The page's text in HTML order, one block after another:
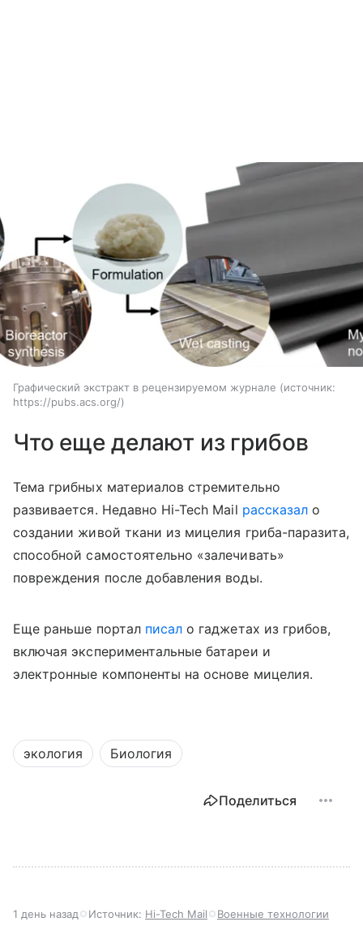
Графический экстракт в рецензируемом журнале
источник:
https://pubs.acs.org/
Что еще делают из грибов
Тема грибных материалов стремительно
развивается. Недавно Hi-Tech Mail рассказал о
создании живой ткани из мицелия гриба-паразита,
способной самостоятельно «залечивать»
повреждения после добавления воды.
Еще раньше портал писал о гаджетах из грибов,
включая экспериментальные батареи и
электронные компоненты на основе мицелия.
экология Биология
Поделиться
1 день назад Источник: Hi-Tech Mail Военные технологии